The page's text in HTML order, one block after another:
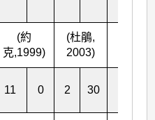
(約
克,1999)
(杜鵑,
2003)
11 0 2 30